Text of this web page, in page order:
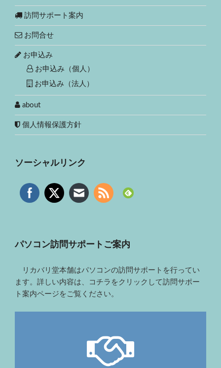
訪問サポート案内
お問合せ
お申込み
お申込み（個人）
お申込み（法人）
about
個人情報保護方針
ソーシャルリンク
パソコン訪問サポートご案内
リカバリ堂本舗はパソコンの訪問サポートを行ってい
ます。詳しい内容は、コチラをクリックして訪問サポー
ト案内ページをご覧ください。